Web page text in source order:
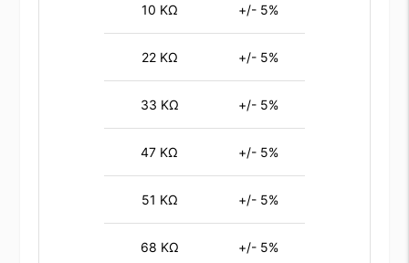
10 KΩ +/- 5%
22 KΩ +/- 5%
33 KΩ +/- 5%
47 KΩ +/- 5%
51 KΩ +/- 5%
68 KΩ +/- 5%